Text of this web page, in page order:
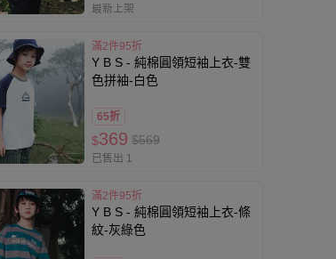
最新上架
滿2件95折
Y B S - 純棉圓領短袖上衣-雙
色拼袖-白色
65折
$369 $569
已售出 1
滿2件95折
Y B S - 純棉圓領短袖上衣-條
紋-灰綠色